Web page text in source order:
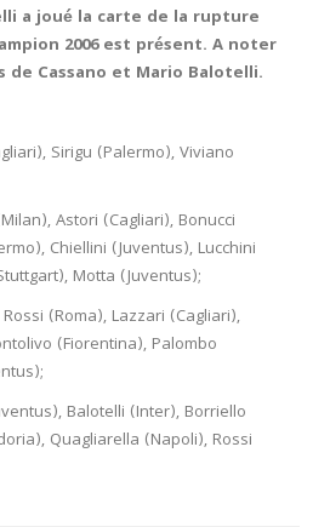
a joué la carte de la rupture
2006 est présent. A noter
Cassano et Mario Balotelli.
Sirigu (Palermo), Viviano
Astori (Cagliari), Bonucci
Chiellini (Juventus), Lucchini
Motta (Juventus);
(Roma), Lazzari (Cagliari),
(Fiorentina), Palombo
Balotelli (Inter), Borriello
Quagliarella (Napoli), Rossi